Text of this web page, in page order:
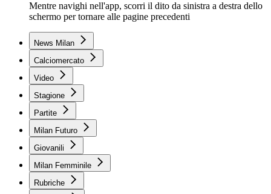
Mentre navighi nell'app, scorri il dito da sinistra a destra dello
schermo per tornare alle pagine precedenti
News Milan
Calciomercato
Video
Stagione
Partite
Milan Futuro
Giovanili
Milan Femminile
Rubriche